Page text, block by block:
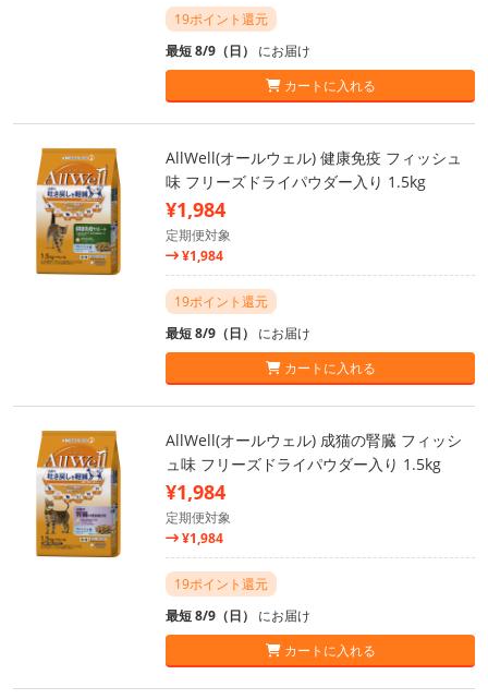
19ポイント還元
最短 8/9（日） にお届け
カートに入れる
AllWell(オールウェル) 健康免疫 フィッシュ
味 フリーズドライパウダー入り 1.5kg
¥1,984
定期便対象
¥1,984
19ポイント還元
最短 8/9（日） にお届け
カートに入れる
AllWell(オールウェル) 成猫の腎臓 フィッシ
ュ味 フリーズドライパウダー入り 1.5kg
¥1,984
定期便対象
¥1,984
19ポイント還元
最短 8/9（日） にお届け
カートに入れる